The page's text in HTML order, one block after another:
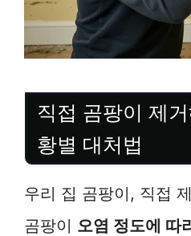
직접 곰팡이 제
황별 대처법
우리 집 곰팡이, 직접
곰팡이 오염 정도에 따